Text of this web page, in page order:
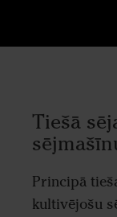
Tiešā
Principā
kultivējošu